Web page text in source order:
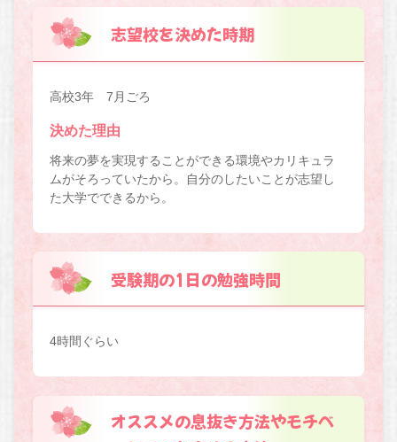
志望校を決めた時期
高校3年 7月ごろ
決めた理由
将来の夢を実現することができる環境やカリキュラ
ムがそろっていたから。自分のしたいことが志望し
た大学でできるから。
受験期の1日の勉強時間
4時間ぐらい
オススメの息抜き方法やモチベ